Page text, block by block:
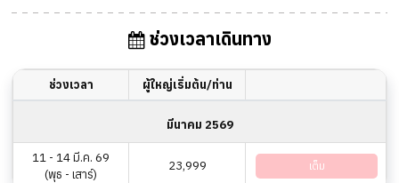
ช่วงเวลาเดินทาง
ช่วงเวลา ผู้ใหญ่เริ่มต้น/ท่าน
มีนาคม 2569
11 - 14 มี.ค. 69
(พุธ - เสาร์)
23,999 เต็ม